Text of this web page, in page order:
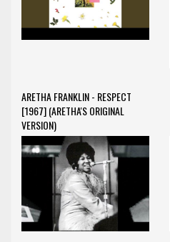
ARETHA FRANKLIN - RESPECT
[1967] (ARETHA'S ORIGINAL
VERSION)